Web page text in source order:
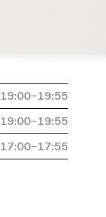
19:00–19:55
19:00–19:55
17:00–17:55